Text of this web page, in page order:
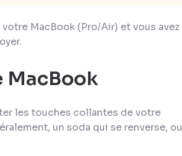
MacBook (Pro/Air) et vous avez
MacBook
les touches collantes de votre
un soda qui se renverse, ou